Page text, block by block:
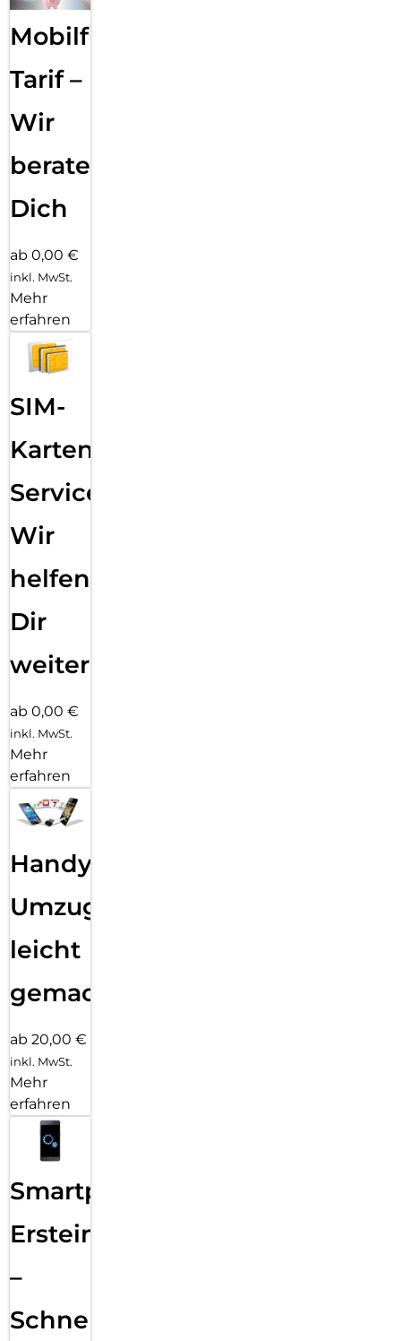
Mobilfunk
Tarif –
Wir
beraten
Dich
ab 0,00 €
inkl. MwSt.
Mehr
erfahren
SIM-
Karten
Service:
Wir
helfen
Dir
weiter
ab 0,00 €
inkl. MwSt.
Mehr
erfahren
Handy
Umzug
leicht
gemacht!
ab 20,00 €
inkl. MwSt.
Mehr
erfahren
Smartphone
Ersteinrichtung
–
Schnelle